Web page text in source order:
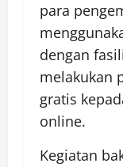
para
dengan
melakukan
gratis
online.
Kegiatan